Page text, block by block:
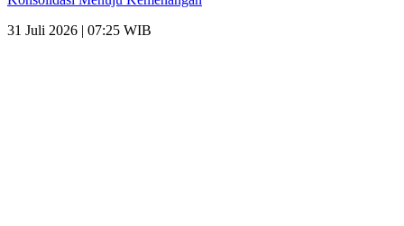
31 Juli 2026 | 07:25 WIB